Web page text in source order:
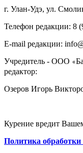
г. Улан-Удэ, ул.
Телефон редакции: ‎‎8
E-mail редакции:
Учредитель - ООО «
редактор:
Озеров Игорь
Курение вредит
Политика